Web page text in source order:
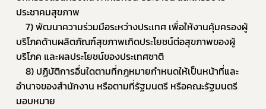
ประชาคมสุขภาพ
7) พัฒนาความร่วมมือระหว่างประเทศ เพื่อให้งานคุ้มครองผู้
บริโภคด้านผลิตภัณฑ์สุขภาพเกิดประโยชน์ต่อสุขภาพของผู้
บริโภค และผลประโยชน์ของประเทศชาติ
8) ปฏิบัติการอื่นใดตามที่กฎหมายกำหนดให้เป็นหน้าที่และ
อำนาจของสำนักงาน หรือตามที่รัฐมนตรี หรือคณะรัฐมนตรี
มอบหมาย